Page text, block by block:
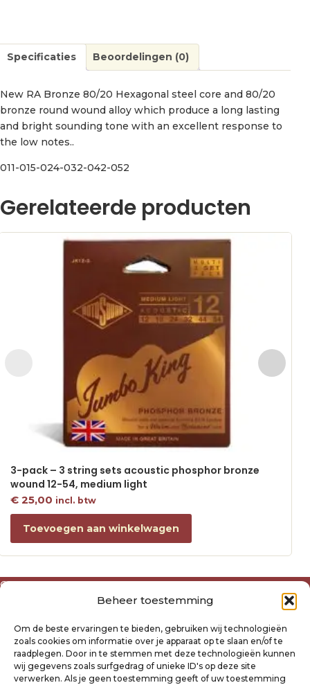
Beheer toestemming
Om de beste ervaringen te bieden, gebruiken wij technologieën
zoals cookies om informatie over je apparaat op te slaan en/of te
raadplegen. Door in te stemmen met deze technologieën kunnen
wij gegevens zoals surfgedrag of unieke ID's op deze site
verwerken. Als je geen toestemming geeft of uw toestemming
Specificaties Beoordelingen (0)
New RA Bronze 80/20 Hexagonal steel core and 80/20
bronze round wound alloy which produce a long lasting
and bright sounding tone with an excellent response to
the low notes..
011-015-024-032-042-052
Gerelateerde producten
3-pack – 3 string sets acoustic phosphor bronze
wound 12-54, medium light
€25,00 incl. btw
Toevoegen aan winkelwagen
Over ons
Algemene voorwaarden
Privacyverklaring Raysland
Cookiebeleid